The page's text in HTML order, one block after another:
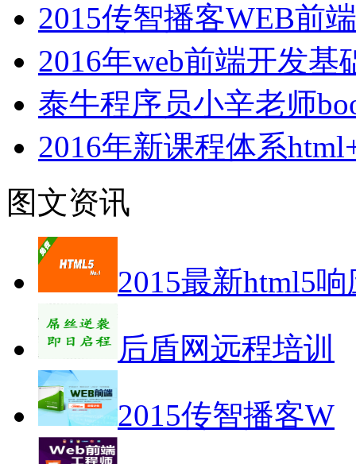
2015传智播客WEB前
2016年web前端开发基
泰牛程序员小辛老师
2016年新课程体系
图文资讯
2015最新html5响
后盾网远程培训
2015传智播客W